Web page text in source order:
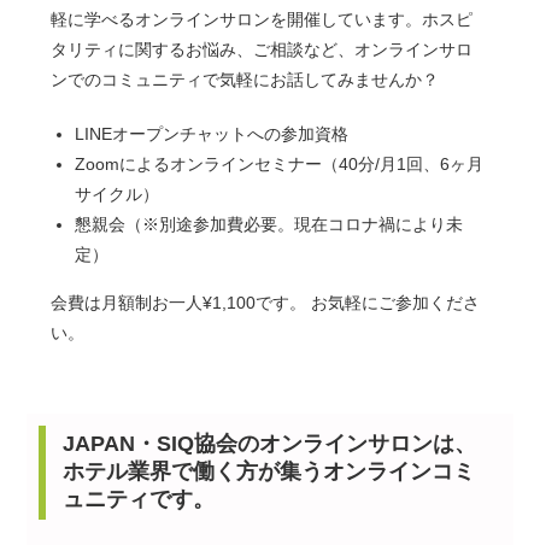
軽に学べるオンラインサロンを開催しています。ホスピ
タリティに関するお悩み、ご相談など、オンラインサロ
ンでのコミュニティで気軽にお話してみませんか？
LINEオープンチャットへの参加資格
Zoomによるオンラインセミナー（40分/月1回、6ヶ月
サイクル）
懇親会（※別途参加費必要。現在コロナ禍により未
定）
会費は月額制お一人¥1,100です。 お気軽にご参加くださ
い。
JAPAN・SIQ協会のオンラインサロンは、
ホテル業界で働く方が集うオンラインコミ
ュニティです。